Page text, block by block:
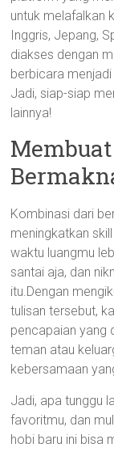
untuk melafalkan
Inggris, Jepang,
diakses dengan
berbicara
Jadi, siap-siap
lainnya!
Kombinasi dari
meningkatkan
waktu luangmu
santai aja, dan
itu.Dengan
tulisan tersebut,
pencapaian yang
teman atau
kebersamaan
Jadi, apa tunggu
favoritmu, dan
hobi baru ini bisa